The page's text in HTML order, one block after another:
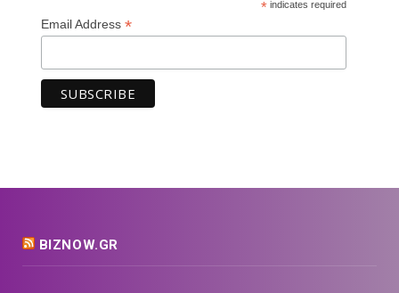
*indicates required
Email Address *
BIZNOW.GR